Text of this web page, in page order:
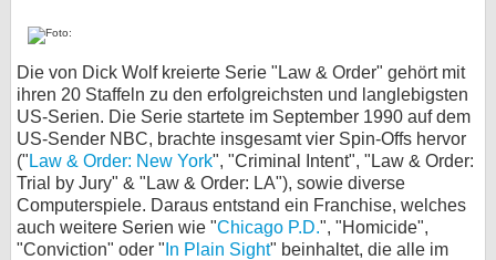
Die von Dick Wolf kreierte Serie "Law & Order" gehört mit
ihren 20 Staffeln zu den erfolgreichsten und langlebigsten
US-Serien. Die Serie startete im September 1990 auf dem
US-Sender NBC, brachte insgesamt vier Spin-Offs hervor
(" Law & Order: New York", "Criminal Intent", "Law & Order:
Trial by Jury" & "Law & Order: LA"), sowie diverse
Computerspiele. Daraus entstand ein Franchise, welches
auch weitere Serien wie "Chicago P.D.", "Homicide",
"Conviction" oder " In Plain Sight" beinhaltet, die alle im
Specials
SERVICE
Gewinnspiele
Forum
bei X